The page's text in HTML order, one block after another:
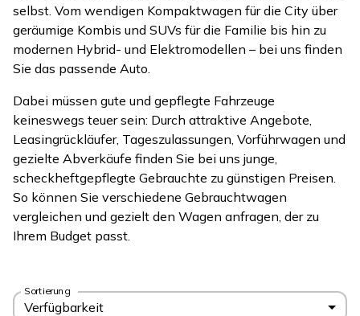
selbst. Vom wendigen Kompaktwagen für die City über
geräumige Kombis und SUVs für die Familie bis hin zu
modernen Hybrid- und Elektromodellen – bei uns finden
Sie das passende Auto.
Dabei müssen gute und gepflegte Fahrzeuge
keineswegs teuer sein: Durch attraktive Angebote,
Leasingrückläufer, Tageszulassungen, Vorführwagen und
gezielte Abverkäufe finden Sie bei uns junge,
scheckheftgepflegte Gebrauchte zu günstigen Preisen.
So können Sie verschiedene Gebrauchtwagen
vergleichen und gezielt den Wagen anfragen, der zu
Ihrem Budget passt.
Sortierung
Verfügbarkeit